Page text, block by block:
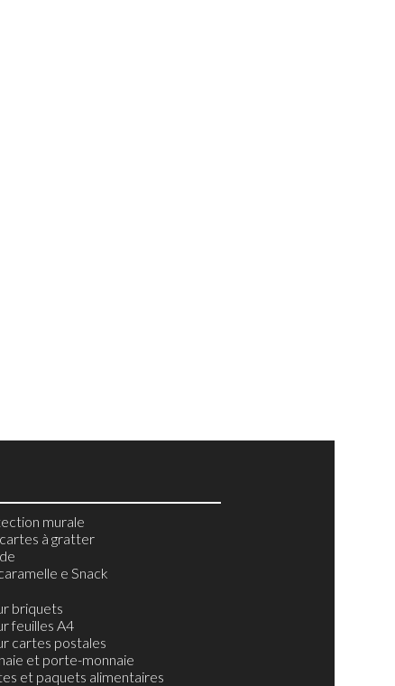
murale
à gratter
e Snack
biscuits et bonbons
de café
briquets
feuilles A4
cartes postales
et porte-monnaie
et paquets alimentaires